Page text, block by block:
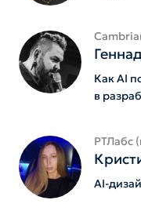
Как AI
в
РТЛабс
AI-